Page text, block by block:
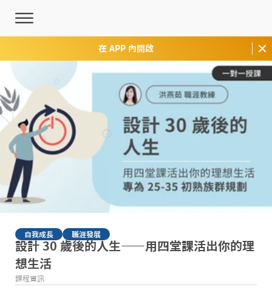
在 APP 內開啟
自我成長 職涯發展
設計 30 歲後的人生——用四堂課活出你的理
想生活
課程資訊